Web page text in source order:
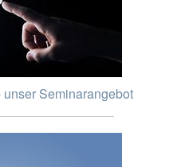
Seminarangebot